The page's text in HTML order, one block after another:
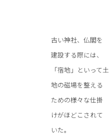
古い神社、仏閣を
建設する際には、
「宿地」といって土
地の磁場を整える
ための様々な仕掛
けがほどこされて
いた。